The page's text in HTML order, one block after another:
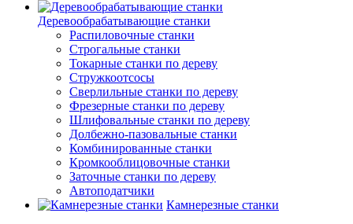
Деревообрабатывающие станки
Распиловочные станки
Строгальные станки
Токарные станки по дереву
Стружкоотсосы
Сверлильные станки по дереву
Фрезерные станки по дереву
Шлифовальные станки по дереву
Долбежно-пазовальные станки
Комбинированные станки
Кромкооблицовочные станки
Заточные станки по дереву
Автоподатчики
Камнерезные станки